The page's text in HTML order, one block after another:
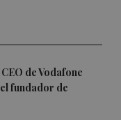
de Vodafone
fundador de